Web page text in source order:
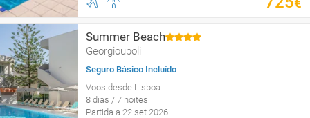
Summer Beach
Georgioupoli
Seguro Básico Incluído
Voos desde Lisboa
8 dias / 7 noites
Partida a 22 set 2026